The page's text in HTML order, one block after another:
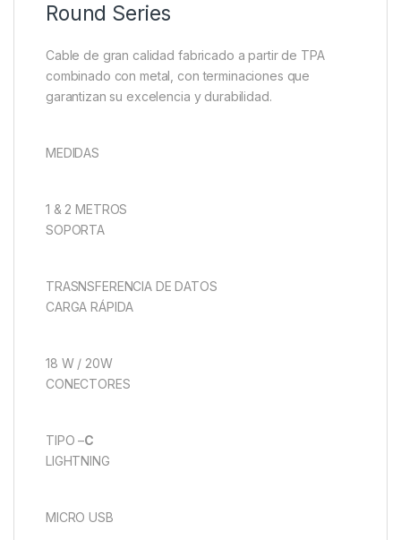
Round Series
Cable de gran calidad fabricado a partir de TPA
combinado con metal, con terminaciones que
garantizan su excelencia y durabilidad.
MEDIDAS
1 & 2 METROS
SOPORTA
TRASNSFERENCIA DE DATOS
CARGA RÁPIDA
18 W / 20W
CONECTORES
TIPO –C
LIGHTNING
MICRO USB